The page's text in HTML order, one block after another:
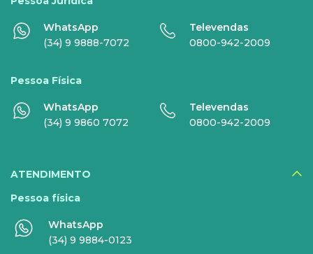
Nomo Music
Sky+
HBO Max
Veja todos serviços
EMPRESAS
WhatsApp
(34) 9 9888-7072
Televendas
0800-942-2009
Pessoa Física
WhatsApp
(34) 9 9860 7072
Televendas
0800-942-2009
ATENDIMENTO
Pessoa física
WhatsApp
(34) 9 9884-0123